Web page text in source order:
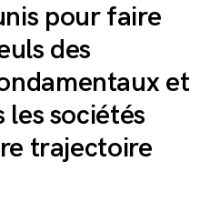
pour faire
des
et
les sociétés
trajectoire